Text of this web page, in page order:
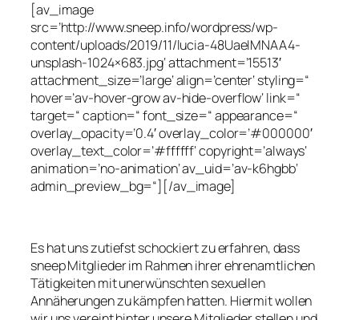
[av_image
src=’http://www.sneep.info/wordpress/wp-
content/uploads/2019/11/lucia-48UaeIMNAA4-
unsplash-1024×683.jpg‘ attachment=’15513′
attachment_size=’large‘ align=’center‘ styling=“
hover=’av-hover-grow av-hide-overflow‘ link=“
target=“ caption=“ font_size=“ appearance=“
overlay_opacity=’0.4′ overlay_color=’#000000′
overlay_text_color=’#ffffff‘ copyright=’always‘
animation=’no-animation‘ av_uid=’av-k6hgbb‘
admin_preview_bg=“][/av_image]
Es hat uns zutiefst schockiert zu erfahren, dass
sneep Mitglieder im Rahmen ihrer ehrenamtlichen
Tätigkeiten mit unerwünschten sexuellen
Annäherungen zu kämpfen hatten. Hiermit wollen